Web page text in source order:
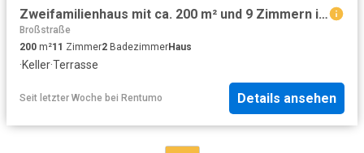
Zweifamilienhaus mit ca. 200 m² und 9 Zimmern in Erlensee – nur als gesamtes Haus zu vermieten
Broßstraße
200 m²11 Zimmer2 BadezimmerHaus
·Keller·Terrasse
Seit letzter Woche bei Rentumo Details ansehen